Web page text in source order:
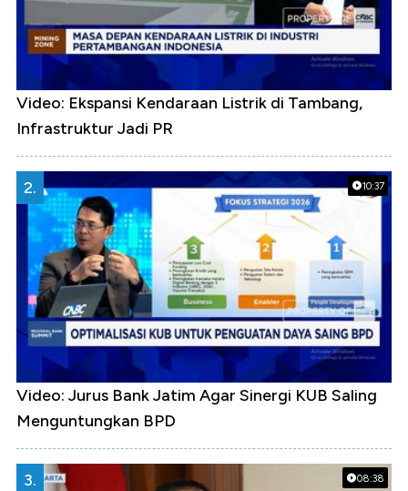
Video: Ekspansi Kendaraan Listrik di Tambang,
Infrastruktur Jadi PR
10:37
2.
Video: Jurus Bank Jatim Agar Sinergi KUB Saling
Menguntungkan BPD
08:38
3.